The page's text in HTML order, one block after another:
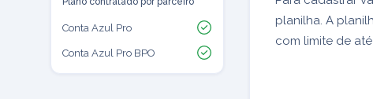
Conta Azul Pro
Conta Azul Pro BPO
planilha. A
com limite de até